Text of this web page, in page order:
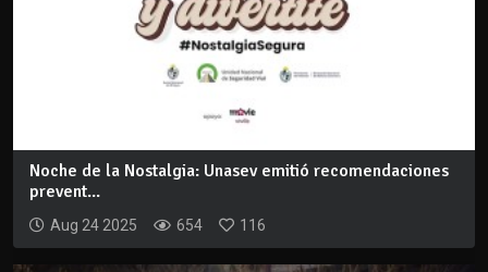
Noche de la Nostalgia: Unasev emitió recomendaciones
prevent...
Aug 24 2025 654 116